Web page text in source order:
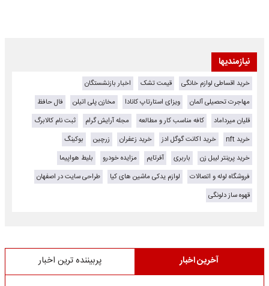
نیازمندیها
خرید اقساطی لوازم خانگی قیمت تشک
اخبار بازنشستگان
مهاجرت تحصیلی آلمان
ویزای استارتاپ کانادا مخازن پلی اتیلن
فال حافظ
قلیان میرداماد
کافه مناسب کار و مطالعه مجله آرایش گرام
ثبت نام کالابرگ
خرید nft
خرید اکانت گوگل ادز خرید زعفران زرچین
بوکینگ
خرید پرینتر لیبل زن
باربری آفرتایم مزایده خودرو
بلیط هواپیما
فروشگاه لوله و اتصالات
لوازم یدکی ماشین های کیا
طراحی سایت در اصفهان
قهوه ساز دلونگی
آخرین اخبار پربیننده ترین اخبار